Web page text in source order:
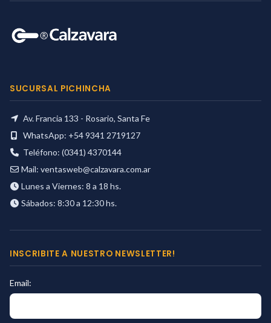
SUCURSAL PICHINCHA
Av. Francia 133 - Rosario, Santa Fe
WhatsApp: +54 9341 2719127
Teléfono: (0341) 4370144
Mail: ventasweb@calzavara.com.ar
Lunes a Viernes: 8 a 18 hs.
Sábados: 8:30 a 12:30 hs.
INSCRIBITE A NUESTRO NEWSLETTER!
Email: